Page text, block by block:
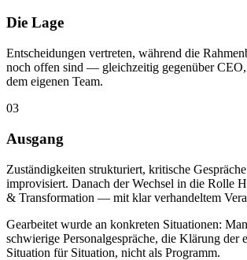
Die Lage
Entscheidungen vertreten, während die
noch offen sind — gleichzeitig gegenüber CEO,
dem eigenen Team.
03
Ausgang
Zuständigkeiten strukturiert, kritische
improvisiert. Danach der Wechsel in die Rolle
& Transformation — mit klar verhandeltem
Gearbeitet wurde an konkreten Situationen:
schwierige Personalgespräche, die Klärung
Situation für Situation, nicht als Programm.